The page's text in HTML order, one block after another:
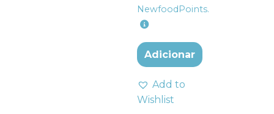
NewfoodPoints.
Adicionar
Add to
Wishlist